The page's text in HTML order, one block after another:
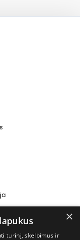
×
turinį, skelbimus ir